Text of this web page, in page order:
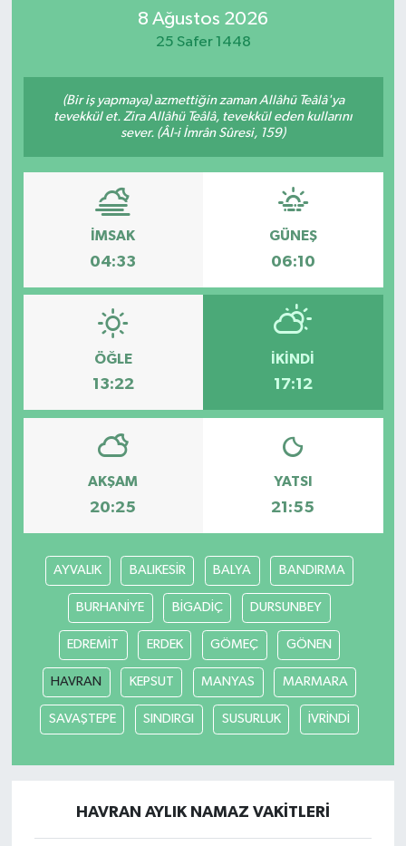
8 Ağustos 2026
25 Safer 1448
(Bir iş yapmaya) azmettiğin zaman Allâhü Teâlâ'ya
tevekkül et. Zira Allâhü Teâlâ, tevekkül eden kullarını
sever. (Âl-i İmrân Sûresi, 159)
İMSAK
04:33
GÜNEŞ
06:10
ÖĞLE
13:22
İKINDI
17:12
AKŞAM
20:25
YATSI
21:55
AYVALIK BALIKESİR BALYA BANDIRMA
BURHANİYE BİGADİÇ DURSUNBEY
EDREMİT ERDEK GÖMEÇ GÖNEN
HAVRAN KEPSUT MANYAS MARMARA
SAVAŞTEPE SINDIRGI SUSURLUK İVRİNDİ
HAVRAN AYLIK NAMAZ VAKITLERI